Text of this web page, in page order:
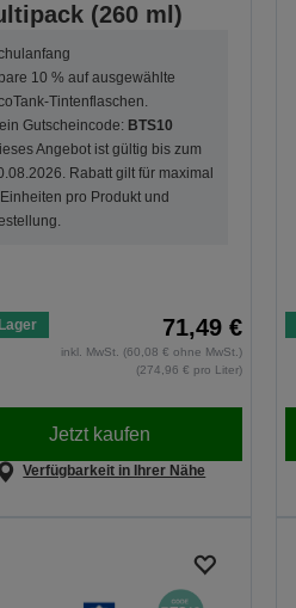
(260 ml)
10 % auf ausgewählte
Tintenflaschen.
Gutscheincode: BTS10
Angebot ist gültig bis zum
Rabatt gilt für maximal
pro Produkt und
71,49 €
inkl. MwSt. (60,08 € ohne MwSt.)
(274,96 € pro Liter)
Jetzt kaufen
Verfügbarkeit in Ihrer Nähe